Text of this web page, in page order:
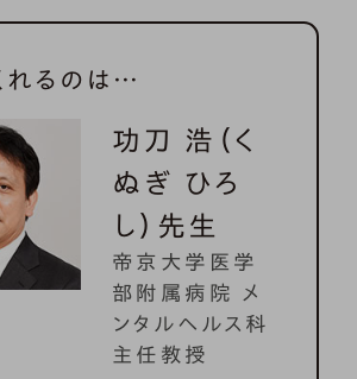
れるのは…
功刀 浩（く
ぬぎ ひろ
し）先生
帝京大学医学
部附属病院 メ
ンタルヘルス科
主任教授